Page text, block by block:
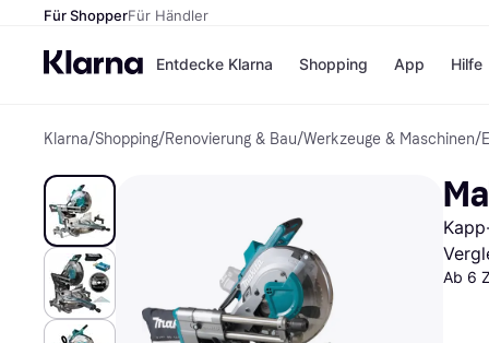
Für ShopperFür Händler
Entdecke Klarna
Zahlungsmethoden
Bezahle in bis zu 30
Tagen
Ratenzahlung
Shopping
Shops
eBay
Temu
SHEIN
App Hilfe
Klarna/Shopping/Renovierung & Bau/Werkzeuge & Maschinen/
Ab 6